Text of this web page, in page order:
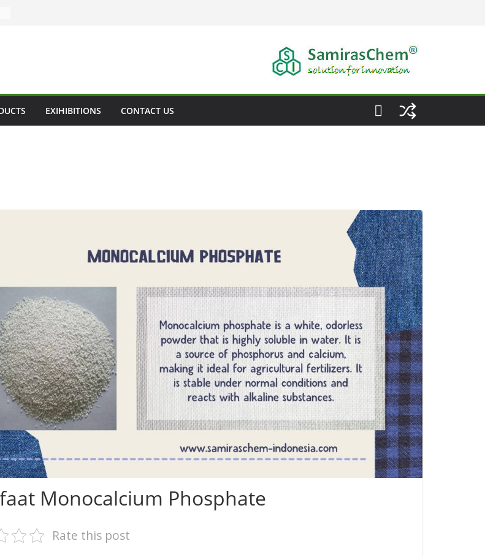
EXIHIBITIONS CONTACT US
Monocalcium Phosphate
Rate this post